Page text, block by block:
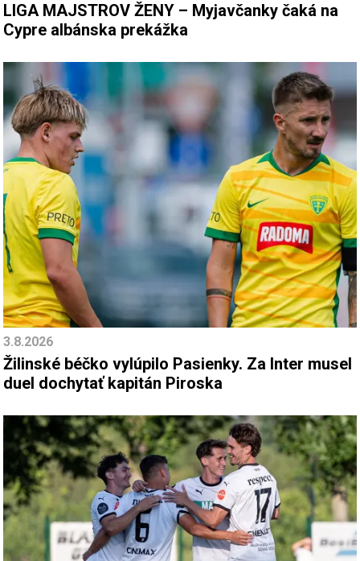
LIGA MAJSTROV ŽENY – Myjavčanky čaká na
Cypre albánska prekážka
3.8.2026
Žilinské béčko vylúpilo Pasienky. Za Inter musel
duel dochytať kapitán Piroska